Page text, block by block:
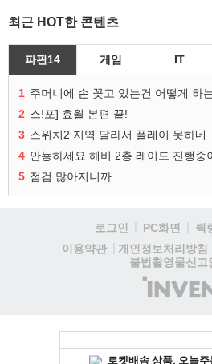
최근 HOT한 콘텐츠
파판14 게임 IT
1 주머니에 손 꽂고 있는건 어떻게 하
2 스!포] 효월 본편 끝!
3 스위치2 지역 달라서 플레이 못하네
4 안뇽하세요 헤비 2층 레이드 진행중
5 점검 많아지니까
로그인 PC화면 퀵
이용약관
개인정보처리방침
불법촬영물신고
(주)
인